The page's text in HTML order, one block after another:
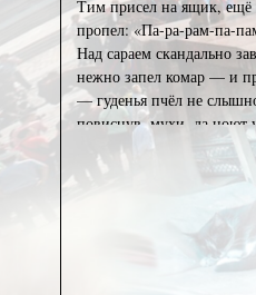
Тим присел на ящик, ещё
пропел: «Па-ра-рам-па-
Над сараем скандально
нежно запел комар — и
— гуденья пчёл не
повиснув, мухи, да ноют
суетливые мелкие осы.
«Вообще-то сейчас, —
безотносительно, —
Так он и не нашёл
пытался найти. Просто